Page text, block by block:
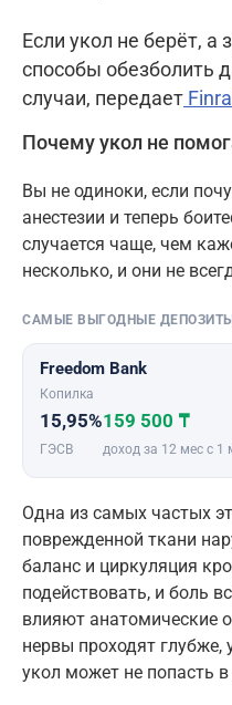
Если укол не берёт, а
способы обезболить
случаи, передает
Почему укол не
Вы не одиноки, если
анестезии и теперь
случается чаще, чем
несколько, и они не
САМЫЕ ВЫГОДНЫЕ ДЕПОЗИТЫ
Freedom Bank
Копилка
15,95%
ГЭСВ
159 500 ₸
доход за 12 мес с 1
Одна из самых частых
поврежденной ткани
баланс и циркуляция
подействовать, и боль
влияют анатомические
нервы проходят глубже,
укол может не попасть